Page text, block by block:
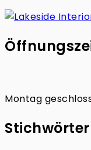
Montag
Stichwörter